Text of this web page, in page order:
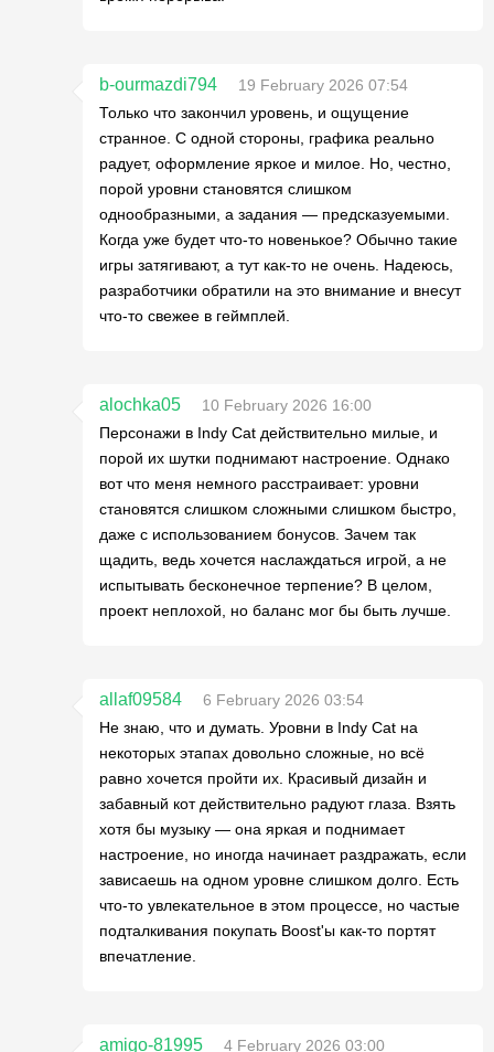
b-ourmazdi794
19 February 2026 07:54
Только что закончил уровень, и ощущение
странное. С одной стороны, графика реально
радует, оформление яркое и милое. Но, честно,
порой уровни становятся слишком
однообразными, а задания — предсказуемыми.
Когда уже будет что-то новенькое? Обычно такие
игры затягивают, а тут как-то не очень. Надеюсь,
разработчики обратили на это внимание и внесут
что-то свежее в геймплей.
alochka05
10 February 2026 16:00
Персонажи в Indy Cat действительно милые, и
порой их шутки поднимают настроение. Однако
вот что меня немного расстраивает: уровни
становятся слишком сложными слишком быстро,
даже с использованием бонусов. Зачем так
щадить, ведь хочется наслаждаться игрой, а не
испытывать бесконечное терпение? В целом,
проект неплохой, но баланс мог бы быть лучше.
allaf09584
6 February 2026 03:54
Не знаю, что и думать. Уровни в Indy Cat на
некоторых этапах довольно сложные, но всё
равно хочется пройти их. Красивый дизайн и
забавный кот действительно радуют глаза. Взять
хотя бы музыку — она яркая и поднимает
настроение, но иногда начинает раздражать, если
зависаешь на одном уровне слишком долго. Есть
что-то увлекательное в этом процессе, но частые
подталкивания покупать Boost'ы как-то портят
впечатление.
amigo-81995
4 February 2026 03:00